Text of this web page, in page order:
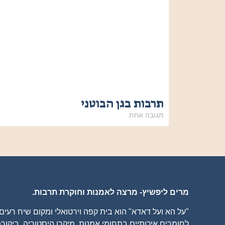
תרבות בגן הבוטני
תגובה אחת
מרים ליפשיץ- מרצה לאמנות וחוקרת תרבות.
"על הא ועל דאדא" הוא בית קפה וירטואלי ומקום שיח